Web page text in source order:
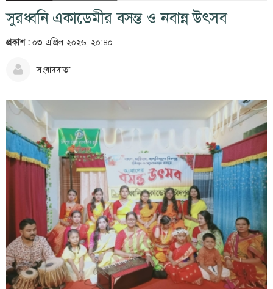
খেলাধুলা
বিনোদন
শিক্ষা
স্বাস্থ্য
সারাদেশ
ফিচার
সম্পাদকীয়
আইন-
আদালত
উপ-
সম্পাদকীয়
সুরধ্বনি একাডেমীর বসন্ত ও নবান্ন উৎসব
প্রকাশ : ০৩ এপ্রিল ২০২৬, ২০:৪০
সংবাদদাতা